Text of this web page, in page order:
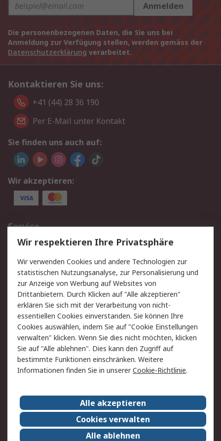
Anmelden
Die personenbezogenen Daten, die Sie uns bei
Anmeldung zur Verfügung stellen, werden gemäss der
Datenschutzerklärung verarbeitet.
Kontaktieren Sie uns:
+41 (44) 28 36 190
Per E-Mail unter Kontakt
Sie finden uns auch auf:
Wir akzeptieren:
Service
Value Added Services
Lieferlösungen
Rücksendungen
Kontakt
Hilfe
Rechtliches
AGB
Datenschutz
Cookie-Richtlinie
Zahlungsbedingungen
Copyright/Impressum
Über RS
Karriere bei RS
Nachhaltigkeit
Qualität/Umwelt/ZertifikatePresse-Center
Event-Center
Wir respektieren Ihre Privatsphäre
Wir verwenden Cookies und andere Technologien zur
statistischen Nutzungsanalyse, zur Personalisierung und
zur Anzeige von Werbung auf Websites von
Drittanbietern. Durch Klicken auf "Alle akzeptieren"
erklären Sie sich mit der Verarbeitung von nicht-
essentiellen Cookies einverstanden. Sie können Ihre
Cookies auswählen, indem Sie auf "Cookie Einstellungen
verwalten" klicken. Wenn Sie dies nicht möchten, klicken
Sie auf "Alle ablehnen". Dies kann den Zugriff auf
bestimmte Funktionen einschränken. Weitere
Informationen finden Sie in unsererCookie-Richtlinie.
Alle akzeptieren
Cookies verwalten
Alle ablehnen